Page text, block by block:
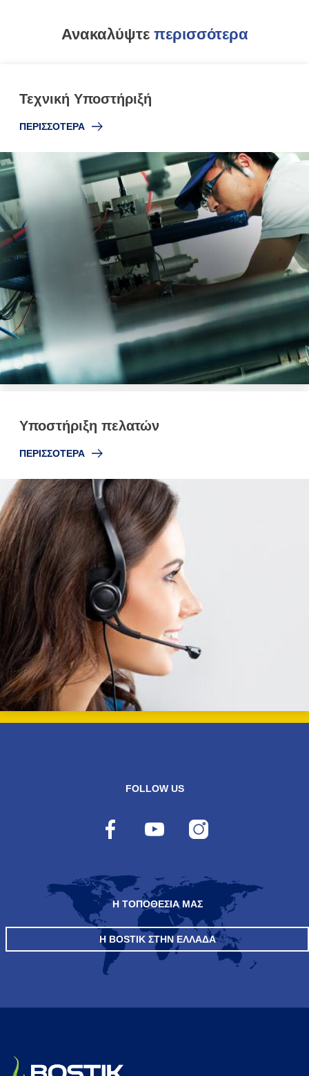
Ανακαλύψτε περισσότερα
Τεχνική Υποστήριξή
ΠΕΡΙΣΣΟΤΕΡΑ
Υποστήριξη πελατών
ΠΕΡΙΣΣΟΤΕΡΑ
FOLLOW US
Η ΤΟΠΟΘΕΣΙΑ ΜΑΣ
Η BOSTIK ΣΤΗΝ ΕΛΛΆΔΑ